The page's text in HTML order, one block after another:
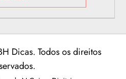
Dicas. Todos os direitos